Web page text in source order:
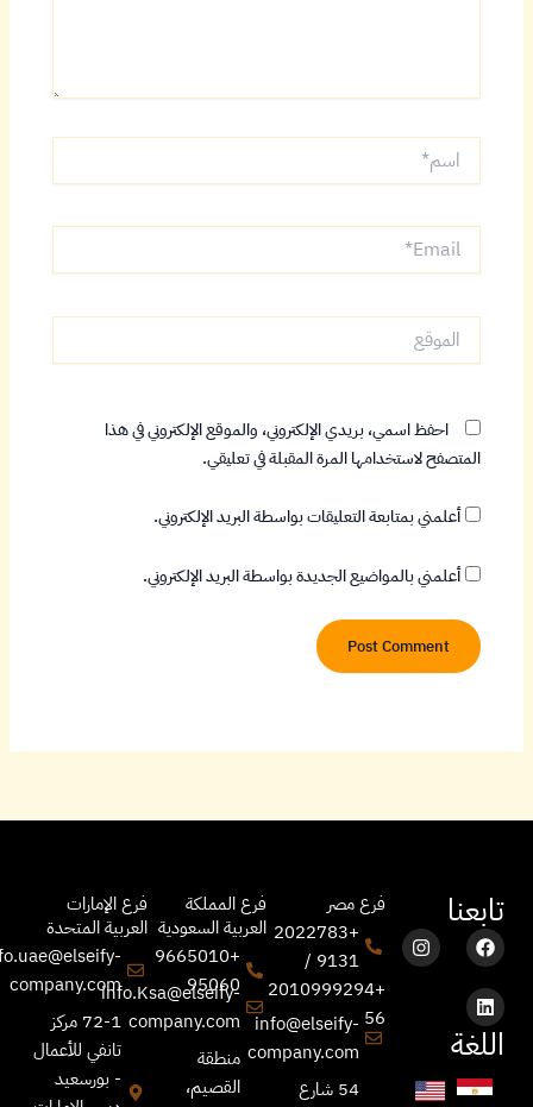
اسم*
Email*
الموقع
احفظ اسمي، بريدي الإلكتروني، والموقع الإلكتروني في هذا
المتصفح لاستخدامها المرة المقبلة في تعليقي.
أعلمني بمتابعة التعليقات بواسطة البريد الإلكتروني.
أعلمني بالمواضيع الجديدة بواسطة البريد الإلكتروني.
تابعنا
F
a
c
e
b
o
o
I
n
s
m
L
i
n
k
e
d
i
اللغة
فرع مصر
+2022783
9131 /
+2010999294
56
info@elseify-
company.com
54 شارع
فرع المملكة
العربية السعودية
+9665010
95060
info.Ksa@elseify-
company.com
منطقة
القصيم،
فرع الإمارات
العربية المتحدة
company.com
72-1 مركز
تانفي للأعمال
- بورسعيد